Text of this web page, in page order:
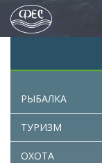
РЫБАЛКА
ТУРИЗМ
ОХОТА